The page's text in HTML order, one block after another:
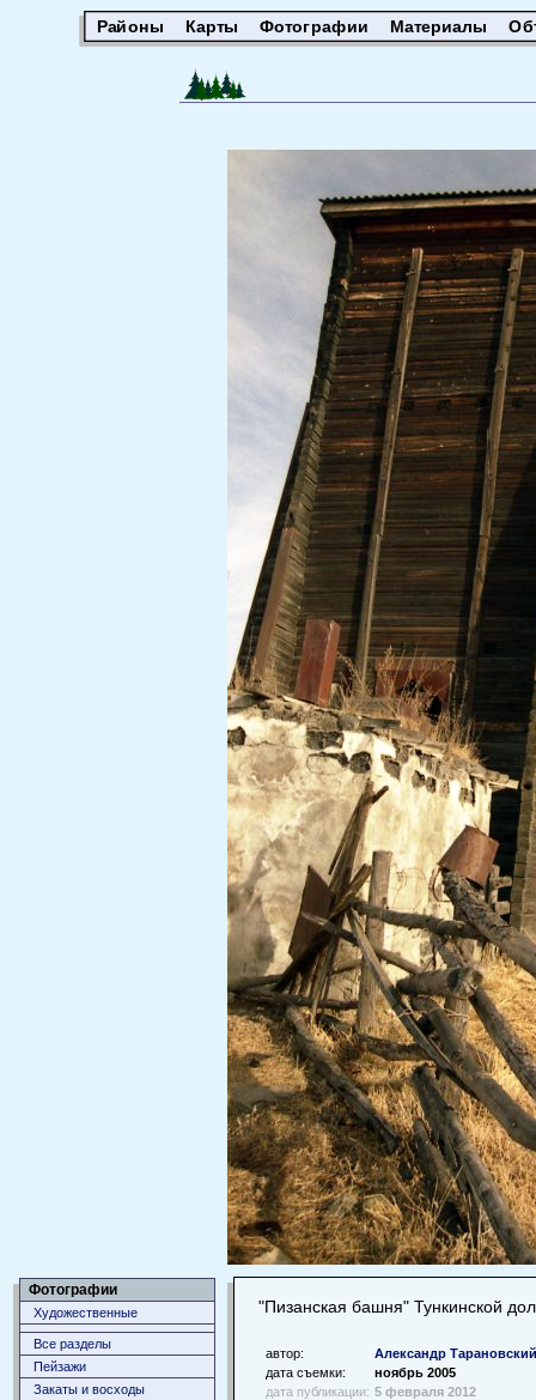
Районы Карты Фотографии Материалы
Фотографии
Художественные
Все разделы
Пейзажи
Закаты и восходы
"Пизанская башня" Тункинской
автор:
Александр Тарановский
дата съемки:
ноябрь 2005
дата публикации: 5 февраля 2012